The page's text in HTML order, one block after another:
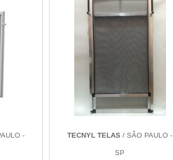
- TECNYL TELAS / SÃO PAULO -
SP